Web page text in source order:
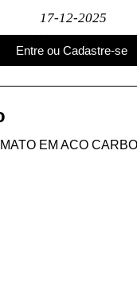
17-12-2025
Entre ou Cadastre-se
EM ACO